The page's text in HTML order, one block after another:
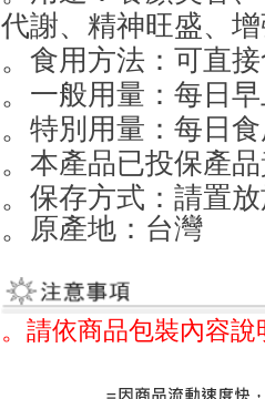
代謝、精神旺盛、
。食用方法：可直
。一般用量：每日
。特別用量：每日
。本產品已投保產
。保存方式：請置
。原產地：台灣
。請依商品包裝內容說